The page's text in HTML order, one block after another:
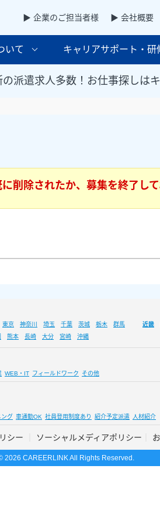
▶ 企業のご担当者様 ▶ 会社概要
いて キャリアサポート・研
派遣求人多数！お仕事探しは
削除されたか、募集を終了して
東京 神奈川 埼玉 千葉 茨城 栃木 群馬 近畿
熊本 長崎 大分 宮崎 沖縄
WEB・IT フィールドワーク その他
ング 車通勤OK 社員登用制度あり 紹介予定派遣 人材紹介
シー ソーシャルメディアポリシー
2026 CAREERLINK All Rights Reserved.